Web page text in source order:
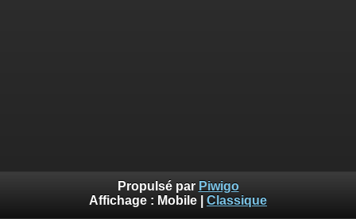
Propulsé par Piwigo
Affichage : Mobile Classique